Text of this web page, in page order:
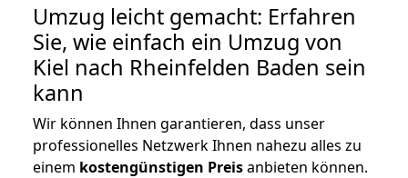
Umzug leicht gemacht: Erfahren
Sie, wie einfach ein Umzug von
Kiel nach Rheinfelden Baden sein
kann
Wir können Ihnen garantieren, dass unser
professionelles Netzwerk Ihnen nahezu alles zu
einem kostengünstigen Preisanbieten können.